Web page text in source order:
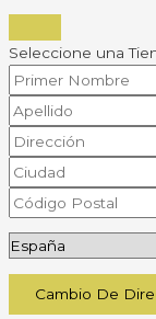
Seleccione una
Cambio De